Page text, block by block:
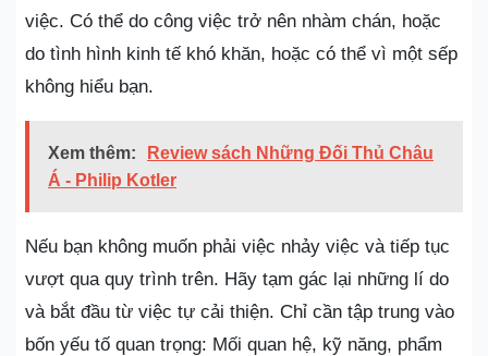
việc. Có thể do công việc trở nên nhàm chán, hoặc
do tình hình kinh tế khó khăn, hoặc có thể vì một sếp
không hiểu bạn.
Xem thêm:
Review sách Những Đối Thủ Châu
Á - Philip Kotler
Nếu bạn không muốn phải việc nhảy việc và tiếp tục
vượt qua quy trình trên. Hãy tạm gác lại những lí do
và bắt đầu từ việc tự cải thiện. Chỉ cần tập trung vào
bốn yếu tố quan trọng: Mối quan hệ, kỹ năng, phẩm